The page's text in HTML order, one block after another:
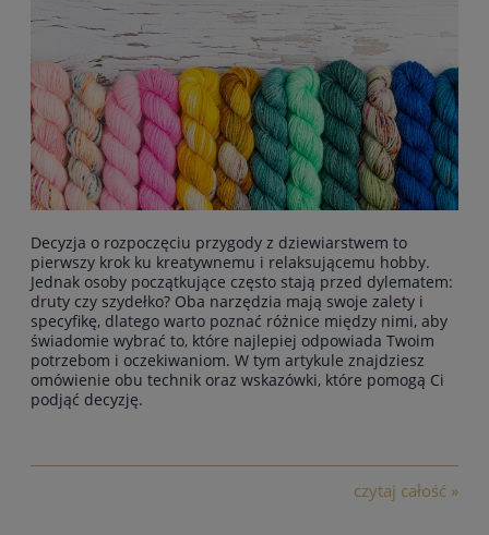
Decyzja o rozpoczęciu przygody z dziewiarstwem to
pierwszy krok ku kreatywnemu i relaksującemu hobby.
Jednak osoby początkujące często stają przed dylematem:
druty czy szydełko? Oba narzędzia mają swoje zalety i
specyfikę, dlatego warto poznać różnice między nimi, aby
świadomie wybrać to, które najlepiej odpowiada Twoim
potrzebom i oczekiwaniom. W tym artykule znajdziesz
omówienie obu technik oraz wskazówki, które pomogą Ci
podjąć decyzję.
czytaj całość »